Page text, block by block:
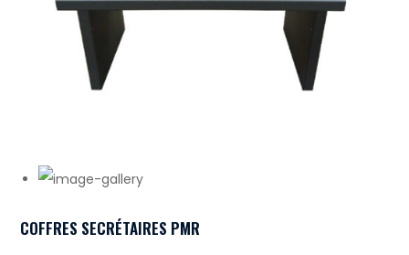
COFFRES SECRÉTAIRES PMR